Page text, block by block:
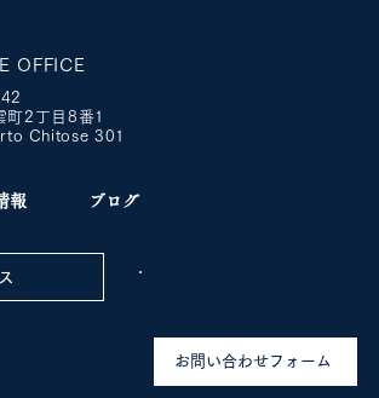
お問い合わせフォーム
OFFICE
町2丁目8番1
Chitose 301
報 ブログ